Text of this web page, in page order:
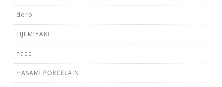
doro
EIJI MIYAKI
haec
HASAMI PORCELAIN